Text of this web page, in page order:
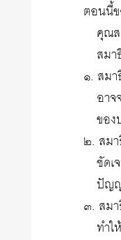
ตอนนี้
คุณ
สม
๑. สม
อาจ
ของ
๒. สมา
ชัดเ
ปัญ
๓. สม
ทำใ